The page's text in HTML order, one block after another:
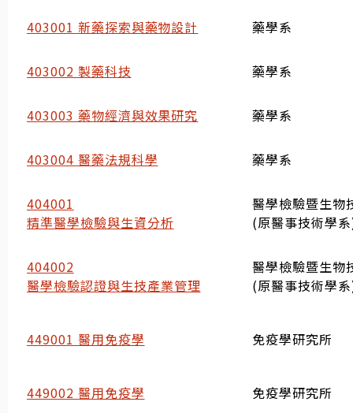
403001 新藥探索與藥物設計 藥學系
403002 製藥科技 藥學系
403003 藥物經濟與效果研究 藥學系
403004 醫藥法規科學 藥學系
404001
精準醫學檢驗與生資分析
醫學檢驗暨生物
(原醫事技術學
404002
醫學檢驗認證與生技產業管理
醫學檢驗暨生物
(原醫事技術學
449001 醫用免疫學 免疫學研究所
449002 醫用免疫學 免疫學研究所